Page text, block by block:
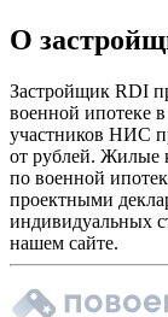
О
Застройщик RDI
военной ипотеке
участников НИС
от рублей. Жилые
по военной
проектными
индивидуальных
нашем сайте.